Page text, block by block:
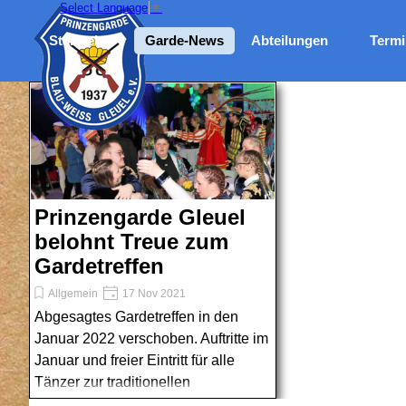
Direkt zum Seiteninhalt
Select Language ▼
Startseite Garde-News Abteilungen
Prinzengarde Gleuel
belohnt Treue zum
Gardetreffen
Allgemein 17 Nov 2021
Abgesagtes Gardetreffen in den
Januar 2022 verschoben. Auftritte im
Januar und freier Eintritt für alle
Tänzer zur traditionellen